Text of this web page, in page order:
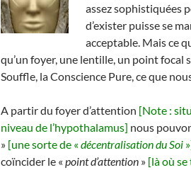
assez sophistiquées
d’exister puisse se
acceptable. Mais ce
qu’un foyer, une lentille, un point focal
Souffle, la Conscience Pure, ce que
A partir du foyer d’attention [Note :
niveau de l’hypothalamus] nous
» [une sorte de « décentralisation du Soi
coïncider le « point d’attention » [là où